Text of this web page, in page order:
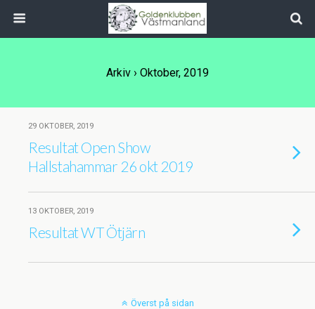
Arkiv › Oktober, 2019
29 OKTOBER, 2019
Resultat Open Show
Hallstahammar 26 okt 2019
13 OKTOBER, 2019
Resultat WT Ötjärn
Överst på sidan